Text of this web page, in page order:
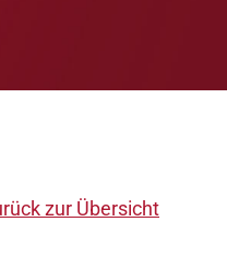
zur Übersicht